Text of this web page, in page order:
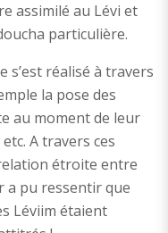
assimilé au Lévi et
particulière.
s’est réalisé à travers
la pose des
au moment de leur
etc. A travers ces
étroite entre
a pu ressentir que
Léviim étaient